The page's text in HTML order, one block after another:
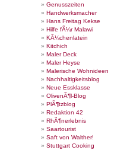
Genusszeiten
Handwerksmacher
Hans Freitag Kekse
Hilfe fÃ¼r Malawi
KÃ¼chenlatein
Kitchich
Maler Deck
Maler Heyse
Malerische Wohnideen
Nachhaltigkeitsblog
Neue Essklasse
OlivenÃ¶l-Blog
PlÃ¶tzblog
Redaktion 42
RhÃ¶nerlebnis
Saartourist
Saft von Walther!
Stuttgart Cooking